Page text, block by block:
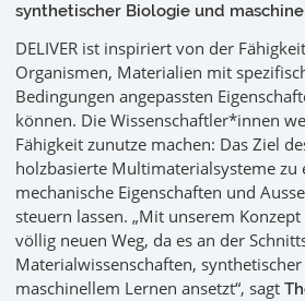
synthetischer Biologie und
DELIVER ist inspiriert von der
Organismen, Materialien mit
Bedingungen angepassten
können. Die Wissenschaftler*innen
Fähigkeit zunutze machen: Das Ziel
holzbasierte Multimaterialsysteme zu
mechanische Eigenschaften und
steuern lassen. „Mit unserem
völlig neuen Weg, da es an der
Materialwissenschaften,
maschinellem Lernen ansetzt“, sagt